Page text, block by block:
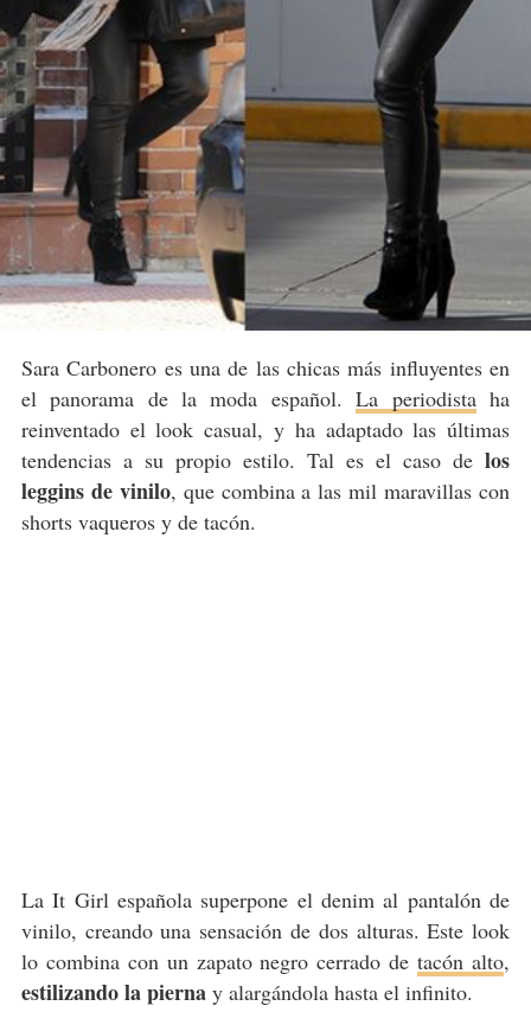
Sara Carbonero es una de las chicas más influyentes en
el panorama de la moda español.La periodistaha
reinventado el look casual, y ha adaptado las últimas
tendencias a su propio estilo. Tal es el caso delos
leggins de vinilo, que combina a las mil maravillas con
shorts vaqueros y de tacón.
La It Girl española superpone el denim al pantalón de
vinilo, creando una sensación de dos alturas. Este look
lo combina con un zapato negro cerrado detacón alto,
estilizando la piernay alargándola hasta el infinito.